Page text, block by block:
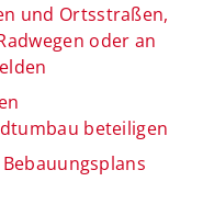
und Ortsstraßen,
oder an
beteiligen